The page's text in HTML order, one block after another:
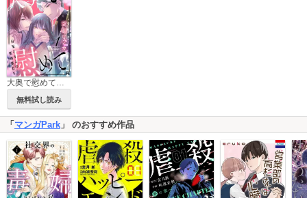
大奥で慰めて。～将軍と4人の夜伽華たち～
無料試し読み
「 マンガPark 」 のおすすめ作品